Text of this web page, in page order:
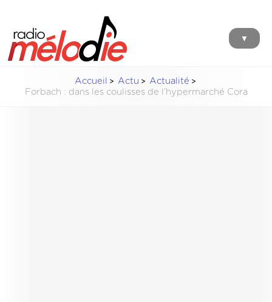
▼
Accueil Actu
Actualité
Forbach : dans les coulisses de l'hypermarché Cora